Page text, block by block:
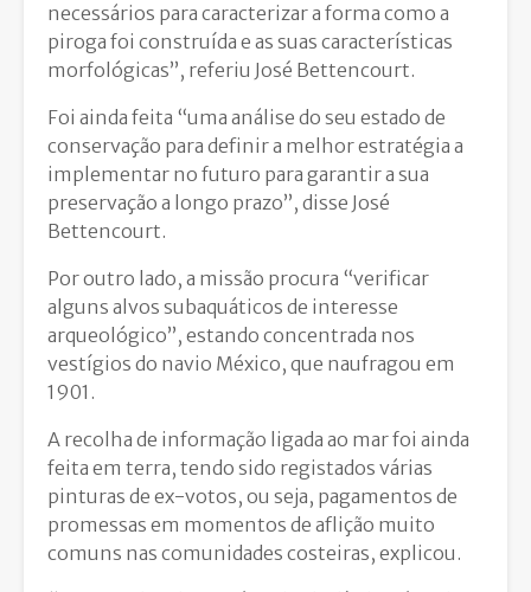
necessários para caracterizar a forma como a
piroga foi construída e as suas características
morfológicas”, referiu José Bettencourt.
Foi ainda feita “uma análise do seu estado de
conservação para definir a melhor estratégia a
implementar no futuro para garantir a sua
preservação a longo prazo”, disse José
Bettencourt.
Por outro lado, a missão procura “verificar
alguns alvos subaquáticos de interesse
arqueológico”, estando concentrada nos
vestígios do navio México, que naufragou em
1901.
A recolha de informação ligada ao mar foi ainda
feita em terra, tendo sido registados várias
pinturas de ex-votos, ou seja, pagamentos de
promessas em momentos de aflição muito
comuns nas comunidades costeiras, explicou.